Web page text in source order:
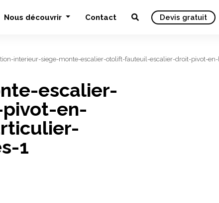
Nous découvrir Contact Devis gratuit
interieur-siege-monte-escalier-otolift-fauteuil-escalier-droit-pivot-
escalier-
en-
1